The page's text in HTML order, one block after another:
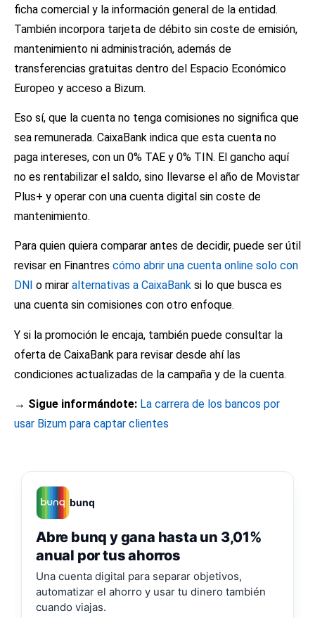
ficha comercial y la información general de la entidad.
También incorpora tarjeta de débito sin coste de emisión,
mantenimiento ni administración, además de
transferencias gratuitas dentro del Espacio Económico
Europeo y acceso a Bizum.
Eso sí, que la cuenta no tenga comisiones no significa que
sea remunerada. CaixaBank indica que esta cuenta no
paga intereses, con un 0% TAE y 0% TIN. El gancho aquí
no es rentabilizar el saldo, sino llevarse el año de Movistar
Plus+ y operar con una cuenta digital sin coste de
mantenimiento.
Para quien quiera comparar antes de decidir, puede ser útil
revisar en Finantres cómo abrir una cuenta online solo con
DNI o mirar alternativas a CaixaBank si lo que busca es
una cuenta sin comisiones con otro enfoque.
Y si la promoción le encaja, también puede consultar la
oferta de CaixaBank para revisar desde ahí las
condiciones actualizadas de la campaña y de la cuenta.
→ Sigue informándote: La carrera de los bancos por
usar Bizum para captar clientes
bunq
Abre bunq y gana hasta un 3,01%
anual por tus ahorros
Una cuenta digital para separar objetivos,
automatizar el ahorro y usar tu dinero también
cuando viajas.